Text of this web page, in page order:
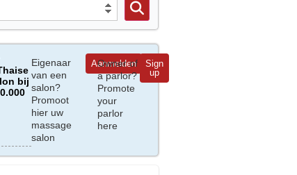
bij
Eigenaar
van een
salon?
Promoot
hier uw
massage
salon
Aanmelden
Owner of
a parlor?
Promote
your
parlor
here
Sign
up